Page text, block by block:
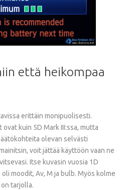
että heikompaa
erittäin monipuolisesti.
kuin 5D Mark III:ssa, mutta
olevan selvästi
voit jättää käyttöön vaan ne
Itse kuvasin vuosia 1D
moodit, Av, M ja bulb. Myös kolme
tarjolla.